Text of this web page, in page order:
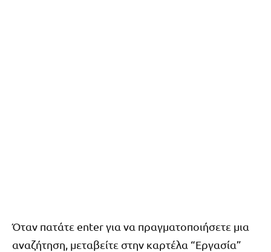
Όταν πατάτε enter για να πραγματοποιήσετε μια
αναζήτηση, μεταβείτε στην καρτέλα “Εργασία”